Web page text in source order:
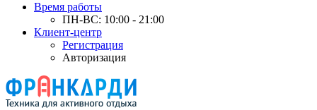
Время работы
ПН-ВС: 10:00 - 21:00
Клиент-центр
Регистрация
Авторизация